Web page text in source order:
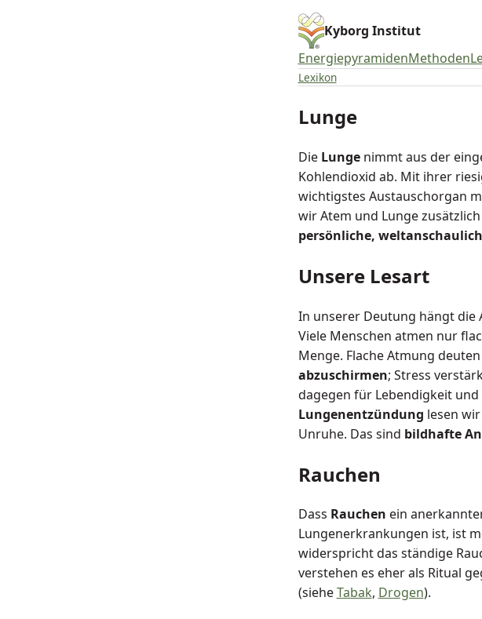
Kyborg Institut
EnergiepyramidenMethoden
Lexikon
Lunge
Die Lungenimmt aus der
Kohlendioxid ab. Mit ihrer
wichtigstes Austauschorgan
wir Atem und Lunge
persönliche,
Unsere Lesart
In unserer Deutung hängt die
Viele Menschen atmen nur
Menge. Flache Atmung
abzuschirmen; Stress
dagegen für Lebendigkeit und
Lungenentzündung lesen
Unruhe. Das sind bildhafte
Rauchen
Dass Rauchen ein
Lungenerkrankungen ist, ist
widerspricht das ständige
verstehen es eher als Ritual
(sieheTabak, Drogen).